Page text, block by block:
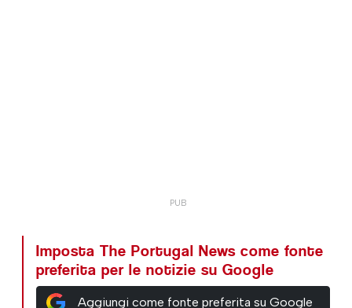
Imposta The Portugal News come fonte
preferita per le notizie su Google
Aggiungi come fonte preferita su Google